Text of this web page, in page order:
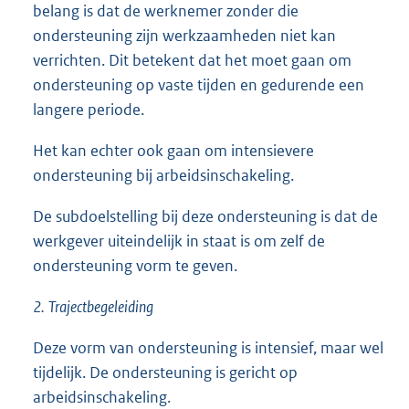
belang is dat de werknemer zonder die
ondersteuning zijn werkzaamheden niet kan
verrichten. Dit betekent dat het moet gaan om
ondersteuning op vaste tijden en gedurende een
langere periode.
Het kan echter ook gaan om intensievere
ondersteuning bij arbeidsinschakeling.
De subdoelstelling bij deze ondersteuning is dat de
werkgever uiteindelijk in staat is om zelf de
ondersteuning vorm te geven.
2. Trajectbegeleiding
Deze vorm van ondersteuning is intensief, maar wel
tijdelijk. De ondersteuning is gericht op
arbeidsinschakeling.